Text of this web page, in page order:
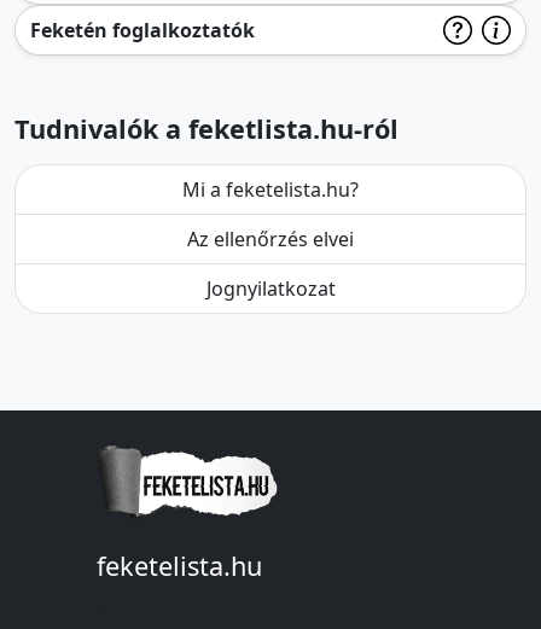
Feketén foglalkoztatók
Tudnivalók a feketlista.hu-ról
Mi a feketelista.hu?
Az ellenőrzés elvei
Jognyilatkozat
feketelista.hu